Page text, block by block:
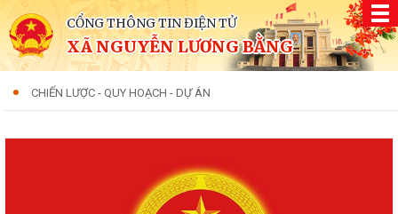
CỔNG THÔNG TIN ĐIỆN TỬ
XÃ NGUYỄN LƯƠNG BẰNG
CHIẾN LƯỢC - QUY HOẠCH - DỰ ÁN